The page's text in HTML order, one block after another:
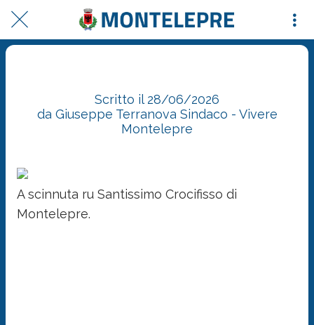
Scritto il 28/06/2026
da Giuseppe Terranova Sindaco - Vivere
Montelepre
A scinnuta ru Santissimo Crocifisso di
Montelepre.